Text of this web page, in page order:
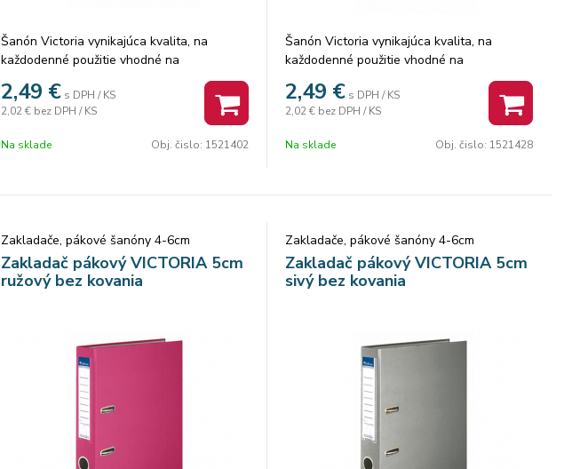
Šanón Victoria vynikajúca kvalita, na
každodenné použitie vhodné na
uchovávanie dokumentov A4 bez spodného
kovania, chráni nábytok zvonka PVC
povrch, zvnútra kartón v 11 farbách
otvorom
2,49 € s DPH / KS
2,02 € bez DPH / KS
Na sklade Obj. čislo: 1521402
Šanón Victoria vynikajúca kvalita, na
každodenné použitie vhodné na
uchovávanie dokumentov A4 bez spodného
kovania, chráni nábytok zvonka PVC
povrch, zvnútra kartón v 11 farbách
otvorom
2,49 € s DPH / KS
2,02 € bez DPH / KS
Na sklade Obj. čislo: 1521428
Zakladače, pákové šanóny 4-6cm
Zakladač pákový VICTORIA 5cm
ružový bez kovania
Zakladače, pákové šanóny 4-6cm
Zakladač pákový VICTORIA 5cm
sivý bez kovania